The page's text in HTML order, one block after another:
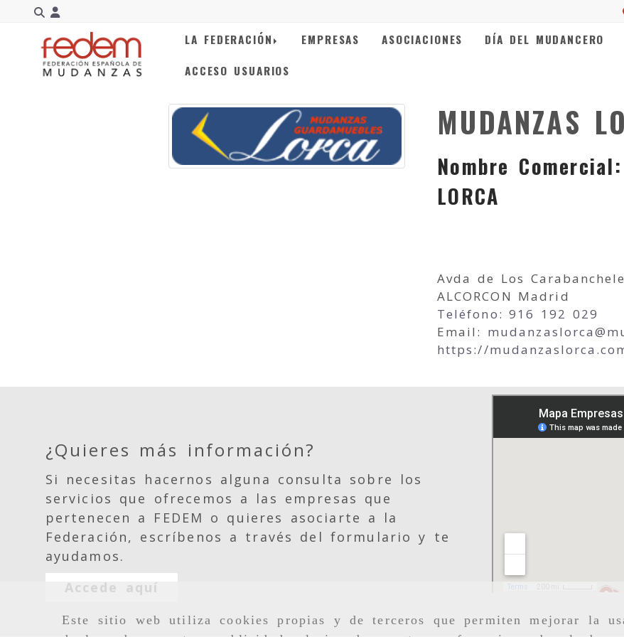
Este sitio web utiliza cookies propias y de terceros que permiten mejorar la
Identifícate
LA FEDERACIÓN
EMPRESAS ASOCIACIONES DÍA DEL MUDANCERO
ACCESO USUARIOS
MUDANZAS
Nombre Comercial:
LORCA
Avda de Los
ALCORCON Madrid
Teléfono: 916 192 029
Email: mudanzaslorca
https://
¿Quieres más información?
Si necesitas hacernos alguna consulta sobre los
servicios que ofrecemos a las empresas que
pertenecen a FEDEM o quieres asociarte a la
Federación, escríbenos a través del formulario y te
ayudamos.
Accede aquí